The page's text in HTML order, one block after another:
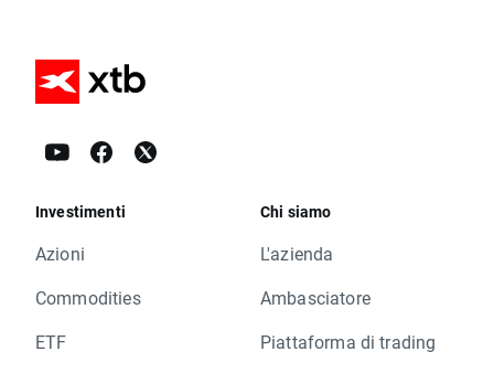
Investimenti
Azioni
Commodities
ETF
Chi siamo
L'azienda
Ambasciatore
Piattaforma di trading